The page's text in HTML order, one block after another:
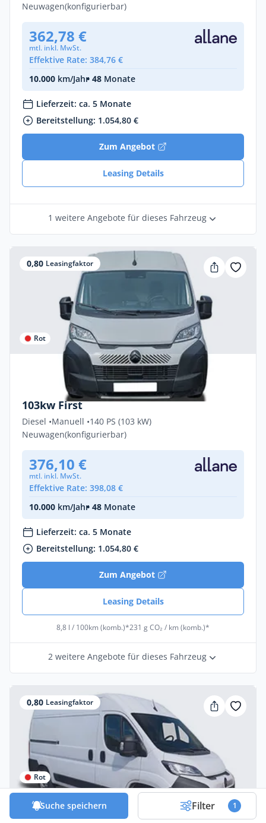
Suche speichern Filter 1
Neuwagen(konfigurierbar)
362,78 €
mtl. inkl. MwSt.
Effektive Rate: 384,76 €
10.000 km/Jahr• 48 Monate
Lieferzeit: ca. 5 Monate
Bereitstellung: 1.054,80 €
Zum Angebot
Leasing Details
1 weitere Angebote für dieses Fahrzeug
0,80 Leasingfaktor
Rot
Gewerbe & Privat
Citroën Jumper FIRST 3,5t L2H2 Diesel
103kw First
Diesel •Manuell •140 PS (103 kW)
Neuwagen(konfigurierbar)
376,10 €
mtl. inkl. MwSt.
Effektive Rate: 398,08 €
10.000 km/Jahr• 48 Monate
Lieferzeit: ca. 5 Monate
Bereitstellung: 1.054,80 €
Zum Angebot
Leasing Details
8,8 l / 100km (komb.)*231 g CO₂ / km (komb.)*
2 weitere Angebote für dieses Fahrzeug
0,80 Leasingfaktor
Rot
Gewerbe & Privat